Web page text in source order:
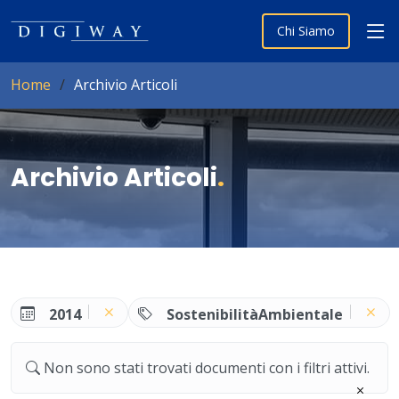
Chi Siamo
Home Archivio Articoli
Archivio Articoli.
2014 SostenibilitàAmbientale
Non sono stati trovati documenti con i filtri attivi.